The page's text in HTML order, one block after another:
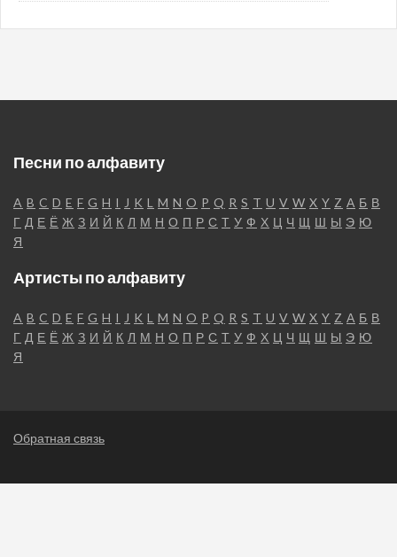
Песни по алфавиту
A B C D E F G H I J K L M N O P Q R S T U V W X Y Z А Б В
Г Д Е Ё Ж З И Й К Л М Н О П Р С Т У Ф Х Ц Ч Щ Ш Ы Э Ю
Я
Артисты по алфавиту
A B C D E F G H I J K L M N O P Q R S T U V W X Y Z А Б В
Г Д Е Ё Ж З И Й К Л М Н О П Р С Т У Ф Х Ц Ч Щ Ш Ы Э Ю
Я
Обратная связь